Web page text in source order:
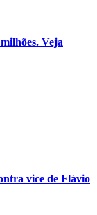
Veja
vice de Flávio